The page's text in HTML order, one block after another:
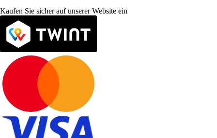
Kaufen Sie sicher auf unserer Website ein